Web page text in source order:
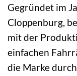
Gegründet im
Cloppenburg,
mit der
einfachen
die Marke